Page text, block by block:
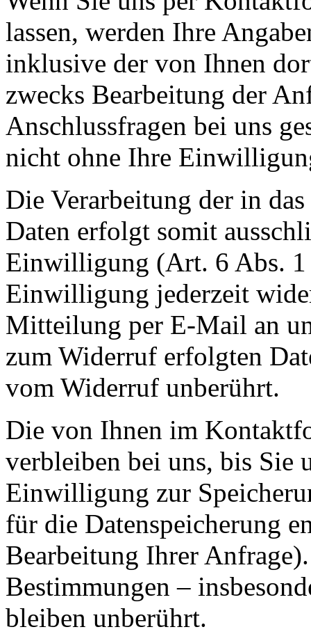
lassen, werden Ihre
inklusive der von Ihnen
zwecks Bearbeitung der
Anschlussfragen bei uns
nicht ohne Ihre
Die Verarbeitung der in
Daten erfolgt somit
Einwilligung (Art. 6 Abs. 1
Einwilligung jederzeit
Mitteilung per E-Mail an
zum Widerruf erfolgten
vom Widerruf unberührt.
Die von Ihnen im
verbleiben bei uns, bis Sie
Einwilligung zur
für die Datenspeicherung
Bearbeitung Ihrer
Bestimmungen –
bleiben unberührt.